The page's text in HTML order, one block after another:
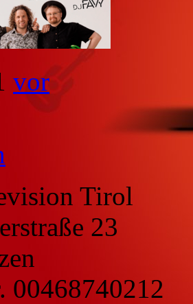
vor
Tirol
23
00468740212